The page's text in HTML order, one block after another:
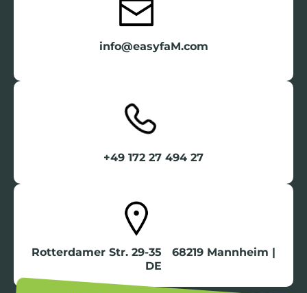
info@easyfaM.com
+49 172 27 494 27
Rotterdamer Str. 29-35 68219 Mannheim |
DE